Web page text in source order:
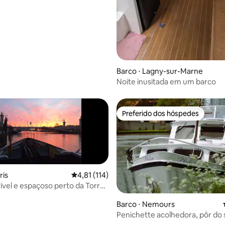
Barco ⋅ Lagny-sur-Marne
Noite inusitada em um barco
de 5, 62 avaliações
4,81 de uma avaliação média de 5, 114
4,81 (114)
e espaçoso perto da Torre
Preferido dos hóspedes
Preferido dos hóspedes
Barco ⋅ Nemours
Penichette acolhedora, pôr do